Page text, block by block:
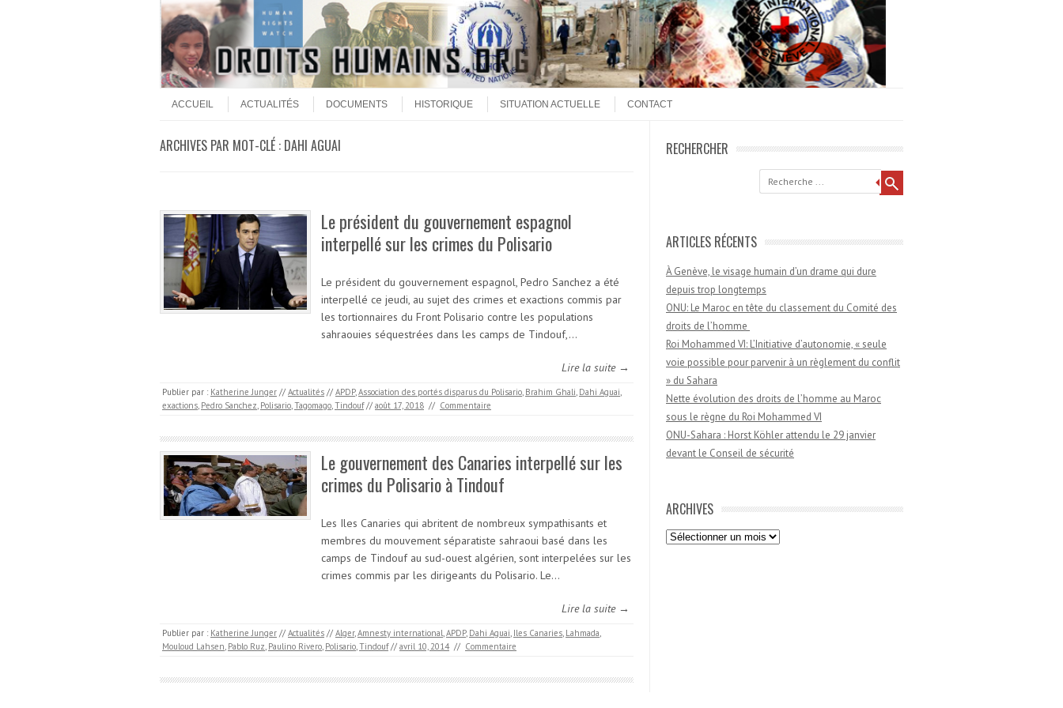
Menu
ACCUEIL
ACTUALITÉS DOCUMENTS HISTORIQUE SITUATION ACTUELLE CONTACT
ARCHIVES PAR MOT-CLÉ : DAHI AGUAI
Le président du gouvernement espagnol
interpellé sur les crimes du Polisario
Le président du gouvernement espagnol, Pedro Sanchez a été
interpellé ce jeudi, au sujet des crimes et exactions commis par
les tortionnaires du Front Polisario contre les populations
sahraouies séquestrées dans les camps de Tindouf,…
Lire la suite →
Publier par : Katherine Junger // Actualités // APDP,Association des portés disparus du Polisario, Brahim Ghali, Dahi Aguai,
exactions, Pedro Sanchez, Polisario,Tagomago,Tindouf // août 17, 2018 // Commentaire
Le gouvernement des Canaries interpellé sur les
crimes du Polisario à Tindouf
Les Iles Canaries qui abritent de nombreux sympathisants et
membres du mouvement séparatiste sahraoui basé dans les
camps de Tindouf au sud-ouest algérien, sont interpelées sur les
crimes commis par les dirigeants du Polisario. Le…
Lire la suite →
Publier par : Katherine Junger // Actualités // Alger,Amnesty international,APDP, Dahi Aguai, Iles Canaries, Lahmada,
Mouloud Lahsen, Pablo Ruz, Paulino Rivero, Polisario,Tindouf // avril 10, 2014 // Commentaire
RECHERCHER
ARTICLES RÉCENTS
À Genève, le visage humain d’un drame qui dure
depuis trop longtemps
ONU: Le Maroc en tête du classement du Comité des
droits de l’homme
Roi Mohammed VI: L’Initiative d’autonomie, « seule
voie possible pour parvenir à un règlement du conflit
» du Sahara
Nette évolution des droits de l’homme au Maroc
sous le règne du Roi Mohammed VI
ONU-Sahara : Horst Köhler attendu le 29 janvier
devant le Conseil de sécurité
ARCHIVES
Archives